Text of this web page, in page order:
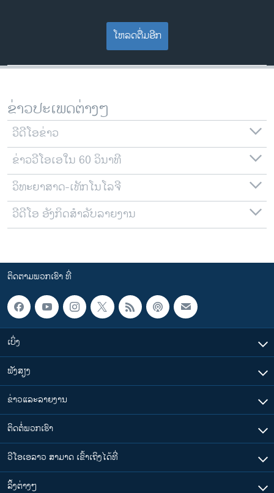
ໂຫລດຕື່ມອີກ
ຂ່າວປະເພດຕ່າງໆ
ວີດີໂອຂ່າວ
ຂ່າວວີໂອເອໃນ 60 ວິນາທີ
ວິທະຍາສາດ-ເທັກໂນໂລຈີ
ວີດີໂອ ອັງກິດສຳລັບລາຍງານ
ຕິດຕາມພວກເຮົາ ທີ່
ເບິ່ງ
ຟັງສຽງ
ຂ່າວແລະລາຍງານ
ຕິດຕໍ່ພວກເຮົາ
ວີໂອເອລາວ ສາມາດ ເຂົ້າເຖິງໄດ້ທີ່
​ລິ້ງ​ຕ່າງໆ